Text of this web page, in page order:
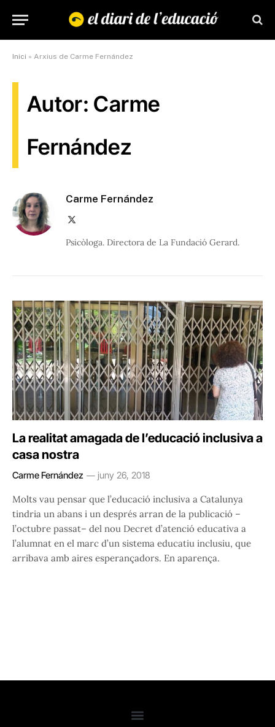
Inici » Arxius de Carme Fernández
Autor: Carme
Fernández
Carme Fernández
Psicòloga. Directora de La Fundació Gerard.
La realitat amagada de l’educació inclusiva a
casa nostra
Carme Fernández juny 26, 2018
Molts vau pensar que l’educació inclusiva a Catalunya
tindria un abans i un després arran de la publicació –
l’octubre passat– del nou Decret d’atenció educativa a
l’alumnat en el marc d’un sistema educatiu inclusiu, que
arribava amb aires esperançadors. En aparença.